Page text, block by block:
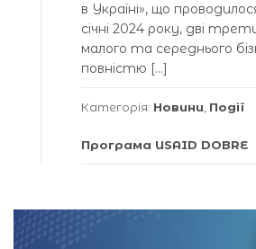
в Україні», що
січні 2024 року, дві
малого та середнього
повністю […]
Категорія: Новини Події
Програма USAID DOBRE